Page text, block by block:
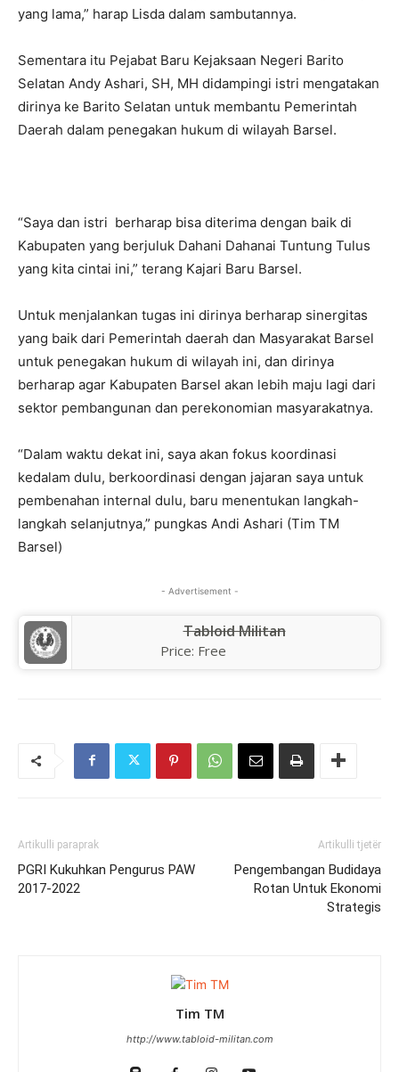
yang lama,” harap Lisda dalam sambutannya.
Sementara itu Pejabat Baru Kejaksaan Negeri Barito
Selatan Andy Ashari, SH, MH didampingi istri mengatakan
dirinya ke Barito Selatan untuk membantu Pemerintah
Daerah dalam penegakan hukum di wilayah Barsel.
“Saya dan istri berharap bisa diterima dengan baik di
Kabupaten yang berjuluk Dahani Dahanai Tuntung Tulus
yang kita cintai ini,” terang Kajari Baru Barsel.
Untuk menjalankan tugas ini dirinya berharap sinergitas
yang baik dari Pemerintah daerah dan Masyarakat Barsel
untuk penegakan hukum di wilayah ini, dan dirinya
berharap agar Kabupaten Barsel akan lebih maju lagi dari
sektor pembangunan dan perekonomian masyarakatnya.
“Dalam waktu dekat ini, saya akan fokus koordinasi
kedalam dulu, berkoordinasi dengan jajaran saya untuk
pembenahan internal dulu, baru menentukan langkah-
langkah selanjutnya,” pungkas Andi Ashari (Tim TM
Barsel)
- Advertisement -
Tabloid Militan
Price: Free
Artikulli paraprak
PGRI Kukuhkan Pengurus PAW
2017-2022
Artikulli tjetër
Pengembangan Budidaya
Rotan Untuk Ekonomi
Strategis
Tim TM
http://www.tabloid-militan.com